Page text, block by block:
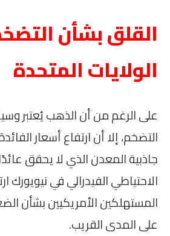
القلق بشأن
الولايات المتحدة
على الرغم من أن الذهب يُعتبر
التضخم، إلا أن ارتفاع أسعار
جاذبية المعدن الذي لا يحقق
الاحتياطي الفيدرالي في نيويورك
المستهلكين الأمريكيين بشأن
على المدى القريب.